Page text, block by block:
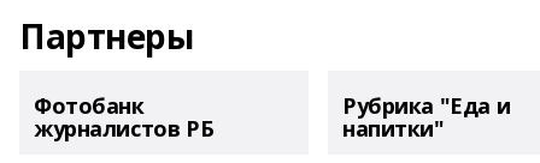
Партнеры
Фотобанк
журналистов РБ
Рубрика "Еда и
напитки"